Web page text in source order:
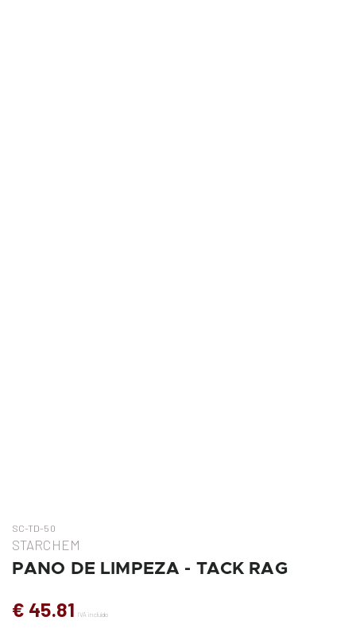
SC-TD-50
STARCHEM
PANO DE LIMPEZA - TACK RAG
€ 45.81 IVA incluído